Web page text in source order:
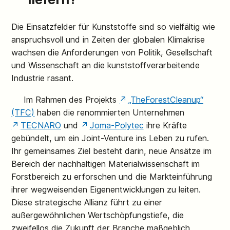
Die Einsatzfelder für Kunststoffe sind so vielfältig wie
anspruchsvoll und in Zeiten der globalen Klimakrise
wachsen die Anforderungen von Politik, Gesellschaft
und Wissenschaft an die kunststoffverarbeitende
Industrie rasant.
Im Rahmen des Projekts
„TheForestCleanup“
(TFC) haben die renommierten Unternehmen
TECNARO und Joma-Polytec ihre Kräfte
gebündelt, um ein Joint-Venture ins Leben zu rufen.
Ihr gemeinsames Ziel besteht darin, neue Ansätze im
Bereich der nachhaltigen Materialwissenschaft im
Forstbereich zu erforschen und die Markteinführung
ihrer wegweisenden Eigenentwicklungen zu leiten.
Diese strategische Allianz führt zu einer
außergewöhnlichen Wertschöpfungstiefe, die
zweifellos die Zukunft der Branche maßgeblich